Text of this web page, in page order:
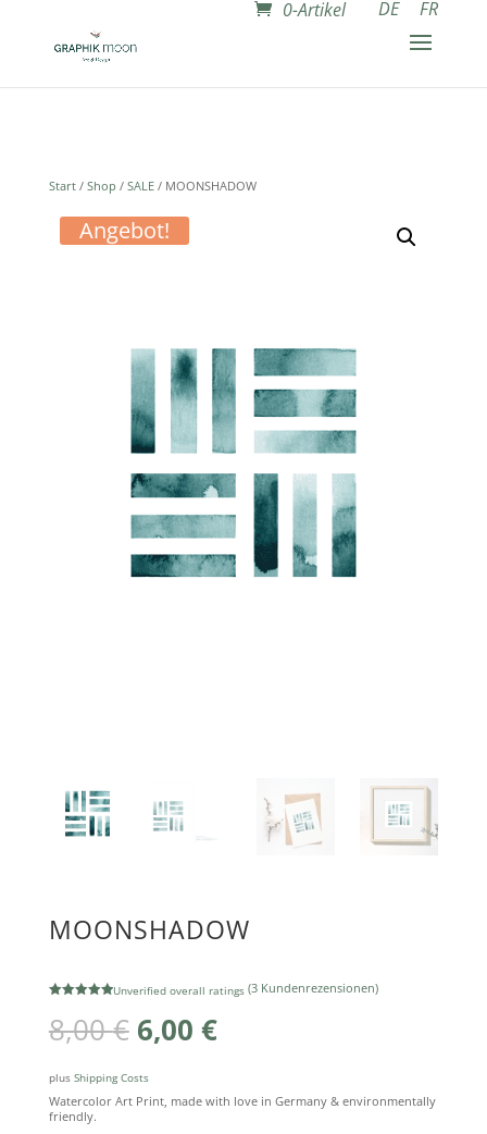
DE FR
0-Artikel
Start/ Shop / SALE/ MOONSHADOW
Angebot!
MOONSHADOW
mit
5.00
von 5,
basierend
ertungen
Unverified overall ratings (3 Kundenrezensionen)
8,00€ Ursprünglicher
Preis
8,00 €
6,00 €Aktueller
Preis
plus Shipping Costs
Watercolor Art Print, made with love in Germany & environmentally
friendly.